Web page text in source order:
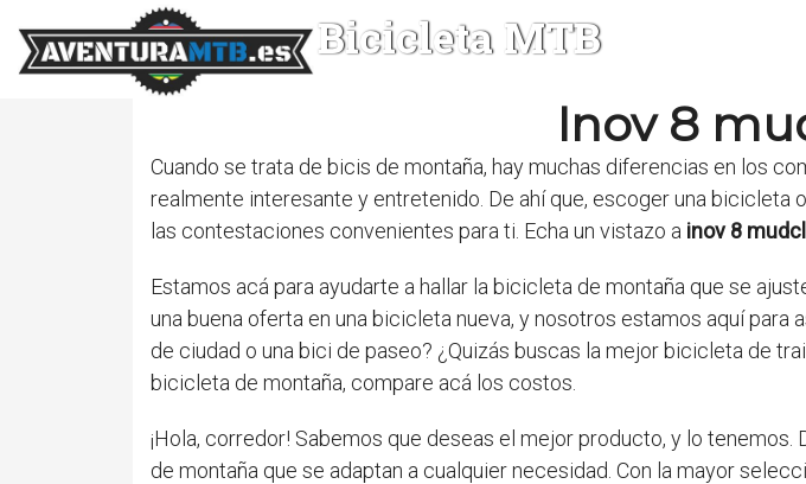
Bicicleta MTB
Inov 8
Cuando se trata de bicis de montaña, hay muchas diferencias en los
realmente interesante y entretenido. De ahí que, escoger una
las contestaciones convenientes para ti. Echa un vistazo a inov 8
Estamos acá para ayudarte a hallar la bicicleta de montaña que se
una buena oferta en una bicicleta nueva, y nosotros estamos aquí
de ciudad o una bici de paseo? ¿Quizás buscas la mejor bicicleta de
bicicleta de montaña, compare acá los costos.
¡Hola, corredor! Sabemos que deseas el mejor producto, y lo tenemos.
de montaña que se adaptan a cualquier necesidad. Con la mayor